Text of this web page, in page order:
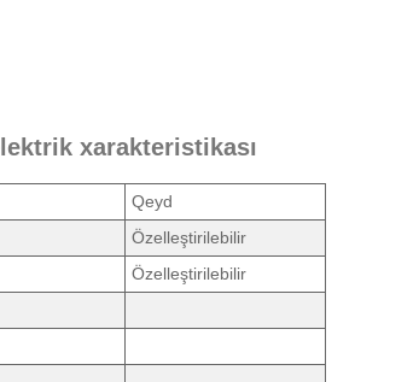
xarakteristikası
Qeyd
Özelleştirilebilir
Özelleştirilebilir